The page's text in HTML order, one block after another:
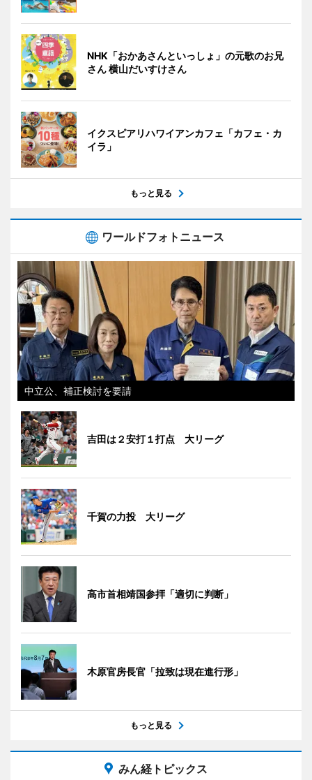
NHK「おかあさんといっしょ」の元歌のお兄
さん 横山だいすけさん
イクスピアリハワイアンカフェ「カフェ・カ
イラ」
もっと見る
ワールドフォトニュース
中立公、補正検討を要請
吉田は２安打１打点 大リーグ
千賀の力投 大リーグ
高市首相靖国参拝「適切に判断」
木原官房長官「拉致は現在進行形」
もっと見る
みん経トピックス